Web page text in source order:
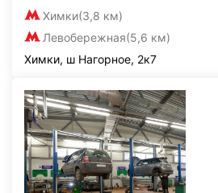
Химки(3,8 км)
Левобережная(5,6 км)
Химки, ш Нагорное, 2к7